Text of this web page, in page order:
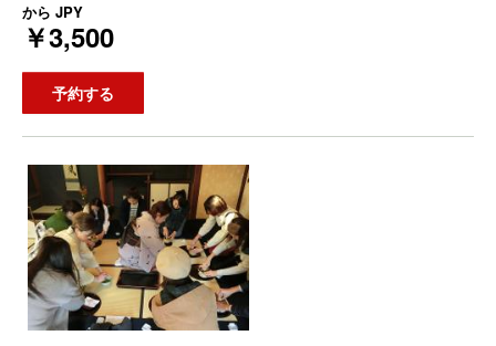
から JPY
￥3,500
予約する